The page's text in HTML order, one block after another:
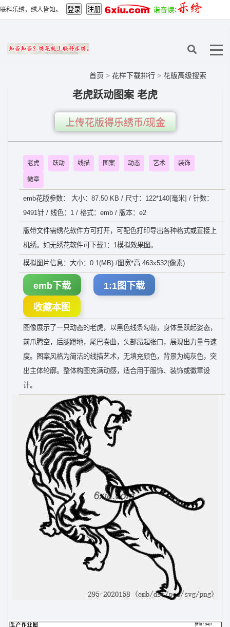
联科乐绣，绣人皆知。
首页 > 花样下载排行 > 花版高级搜索
老虎跃动图案 老虎
上传花版得乐绣币/现金
老虎 跃动 线描 图案 动态 艺术 装饰
徽章
emb花版参数： 大小：87.50 KB / 尺寸：122*140[毫米] / 针数：
9491针 / 线色：1 / 格式：emb / 版本：e2
版带文件需绣花软件方可打开，可配色打印导出各种格式或直接上
机绣。如无绣花软件可下载1：1模拟效果图。
模拟图片信息：大小：0.1(MB) /图宽*高:463x532(像素)
emb下载 1:1图下载
收藏本图
图像展示了一只动态的老虎，以黑色线条勾勒，身体呈跃起姿态，
前爪腾空，后腿蹬地，尾巴卷曲，头部昂起张口，展现出力量与速
度。图案风格为简洁的线描艺术，无填充颜色，背景为纯灰色，突
出主体轮廓。整体构图充满动感，适合用于服饰、装饰或徽章设
计。